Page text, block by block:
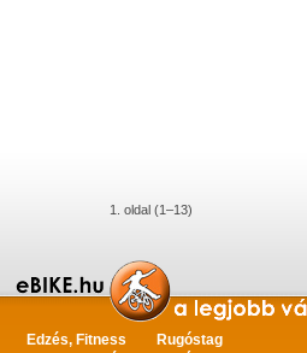
1. oldal (1–13)
Edzés, Fitness
Rugóstag